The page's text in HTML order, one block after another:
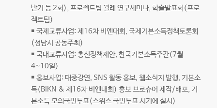
반기 등 2회), 프로젝트팀 월례 연구세미나, 학술발표회(프로
젝트팀)
￭ 국제교류사업: 제16차 비엔대회, 국제기본소득정책토론회
(성남시 공동주최)
￭ 국내교류사업: 총선정책제안, 한국기본소득주간(7월
4~10일)
￭ 홍보사업: 대중강연, SNS 활동 홍보, 웹소식지 발행, 기본소
득(BIKN & 제16차 비엔대회) 홍보 브로슈어 제작/배포, 기
본소득 모의국민투표(스위스 국민투표 시기에 실시)